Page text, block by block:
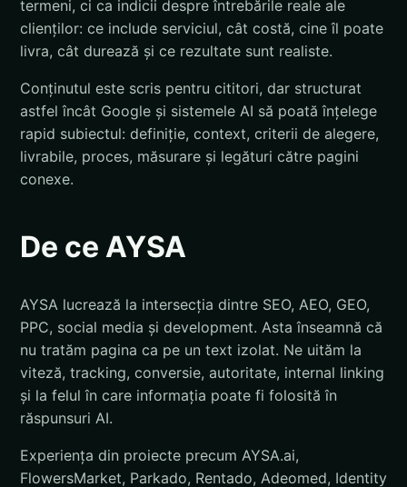
termeni, ci ca indicii despre întrebările reale ale
clienților: ce include serviciul, cât costă, cine îl poate
livra, cât durează și ce rezultate sunt realiste.
Conținutul este scris pentru cititori, dar structurat
astfel încât Google și sistemele AI să poată înțelege
rapid subiectul: definiție, context, criterii de alegere,
livrabile, proces, măsurare și legături către pagini
conexe.
De ce AYSA
AYSA lucrează la intersecția dintre SEO, AEO, GEO,
PPC, social media și development. Asta înseamnă că
nu tratăm pagina ca pe un text izolat. Ne uităm la
viteză, tracking, conversie, autoritate, internal linking
și la felul în care informația poate fi folosită în
răspunsuri AI.
Experiența din proiecte precum AYSA.ai,
FlowersMarket, Parkado, Rentado, Adeomed, Identity